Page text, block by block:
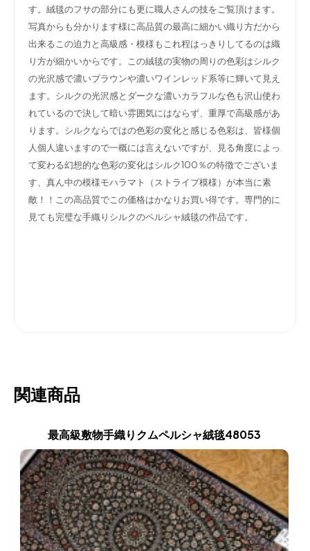
す。絨毯のフサの部分にも更に職人さんの技をご覧頂けます。
写真からも分かります様に高品質の最高に細かい織り方だから
出来るこの迫力と高級感・模様もこれ程はっきりしてるのは織
り方が細かいからです。この絨毯の実物の周りの色彩はシルク
の光沢感で濃いブラウンや濃いワインレッド系等に輝いて見え
ます。シルクの光沢感とダークな濃いカラフルな色も沢山使わ
れているので決して暗い雰囲気にはならず、重厚で高級感があ
ります。シルクならではの色彩の変化と感じる色彩は、皆様個
人個人違いますので一概には言えないですが、見る角度によっ
て変わる幻想的な色彩の変化はシルク100％の特徴でございま
す、真ん中の模様モハラマト（ストライプ模様）が本当に素
敵！！この高品質でこの価格はかなりお買い得です。専門的に
見ても完璧な手織りシルクのペルシャ絨毯の作品です。
関連商品
最高級敷物手織りクムペルシャ絨毯48053